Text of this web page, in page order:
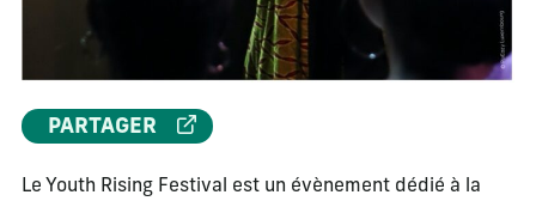
Le Youth Rising Festival est un évènement dédié à la
PARTAGER